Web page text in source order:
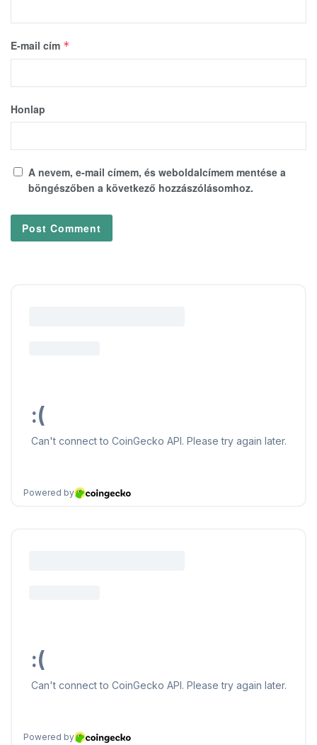
E-mail cím *
Honlap
A nevem, e-mail címem, és weboldalcímem mentése a
böngészőben a következő hozzászólásomhoz.